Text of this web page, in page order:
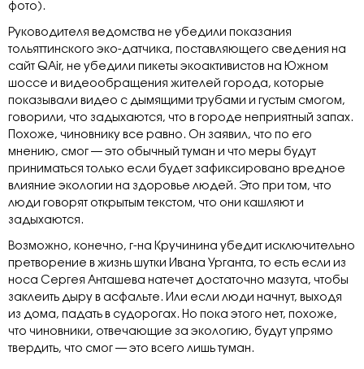
фото).
Руководителя ведомства не убедили показания
тольяттинского эко-датчика, поставляющего сведения на
сайт QAir, не убедили пикеты экоактивистов на Южном
шоссе и видеообращения жителей города, которые
показывали видео с дымящими трубами и густым смогом,
говорили, что задыхаются, что в городе неприятный запах.
Похоже, чиновнику все равно. Он заявил, что по его
мнению, смог — это обычный туман и что меры будут
приниматься только если будет зафиксировано вредное
влияние экологии на здоровье людей. Это при том, что
люди говорят открытым текстом, что они кашляют и
задыхаются.
Возможно, конечно, г-на Кручинина убедит исключительно
претворение в жизнь шутки Ивана Урганта, то есть если из
носа Сергея Анташева натечет достаточно мазута, чтобы
заклеить дыру в асфальте. Или если люди начнут, выходя
из дома, падать в судорогах. Но пока этого нет, похоже,
что чиновники, отвечающие за экологию, будут упрямо
твердить, что смог — это всего лишь туман.